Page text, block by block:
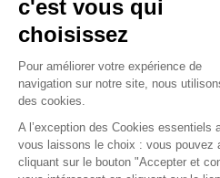
Parc
40 rue
04 74